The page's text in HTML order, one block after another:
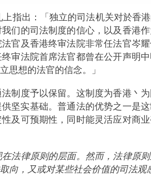
指出：「独立的司法机关对於香
们的司法制度的信心，以及香港
官及香港终审法院非常任法官岑
审法院首席法官都曾在公开声明
思想的法官的信念。」
制度予以保留。这制度为香港丶
实基础。普通法的优势之一是这
及可预期性，同时能灵活应对商
法律原则的层面。然而，法律原
向，又或对某些社会价值的司法观